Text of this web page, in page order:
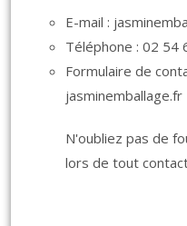
E-mail :
Téléphone : 02 54
Formulaire de
jasminemballage.fr
N'oubliez pas de
lors de tout